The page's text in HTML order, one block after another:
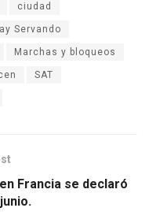
ciudad
Servando
Marchas y bloqueos
SAT
Francia se declaró